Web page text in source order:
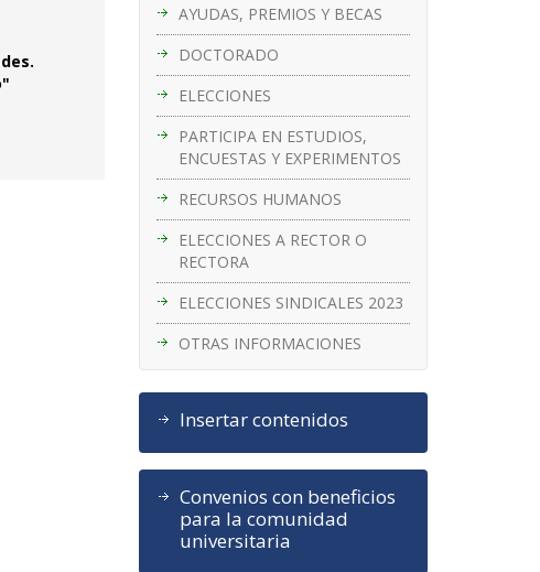
AYUDAS, PREMIOS Y BECAS
DOCTORADO
ELECCIONES
PARTICIPA EN ESTUDIOS,
ENCUESTAS Y EXPERIMENTOS
RECURSOS HUMANOS
ELECCIONES A RECTOR O
RECTORA
ELECCIONES SINDICALES 2023
OTRAS INFORMACIONES
Insertar contenidos
Convenios con beneficios
para la comunidad
universitaria